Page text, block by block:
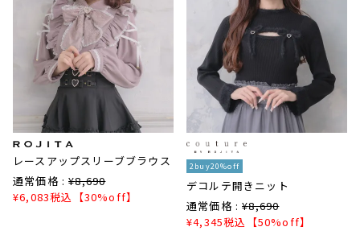
レースアップスリーブブラウス
通常価格 : ¥8,690
¥6,083税込 【30%off】
2buy20%off
デコルテ開きニット
通常価格 : ¥8,690
¥4,345税込 【50%off】